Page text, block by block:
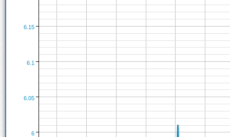
6
6.1
6.05
6.15